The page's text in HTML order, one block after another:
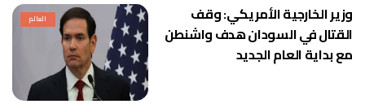
العالم
وزير الخارجية الأمريكي: وقف
القتال في السودان هدف واشنطن
مع بداية العام الجديد